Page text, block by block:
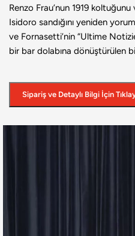
Renzo Frau’nun 1919
Isidoro sandığını yeniden
ve Fornasetti’nin “Ultime
bir bar dolabına dönüştürülen
Sipariş ve Detaylı Bilgi İçin